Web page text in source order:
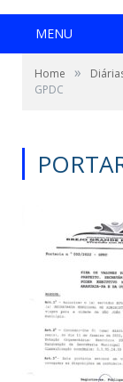
MENU
Home »
GPDC